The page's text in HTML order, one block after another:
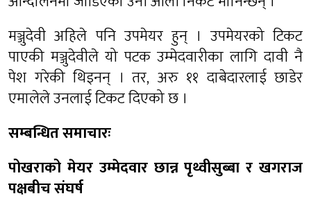
मञ्जुदेवी अहिले पनि उपमेयर हुन् । उपमेयरको टिकट
पाएकी मञ्जुदेवीले यो पटक उम्मेदवारीका लागि दावी नै
पेश गरेकी थिइनन् । तर, अरु ११ दाबेदारलाई छाडेर
एमालेले उनलाई टिकट दिएको छ ।
सम्बन्धित समाचारः
पोखराको मेयर उम्मेदवार छान्न पृथ्वीसुब्बा र खगराज
पक्षबीच संघर्ष